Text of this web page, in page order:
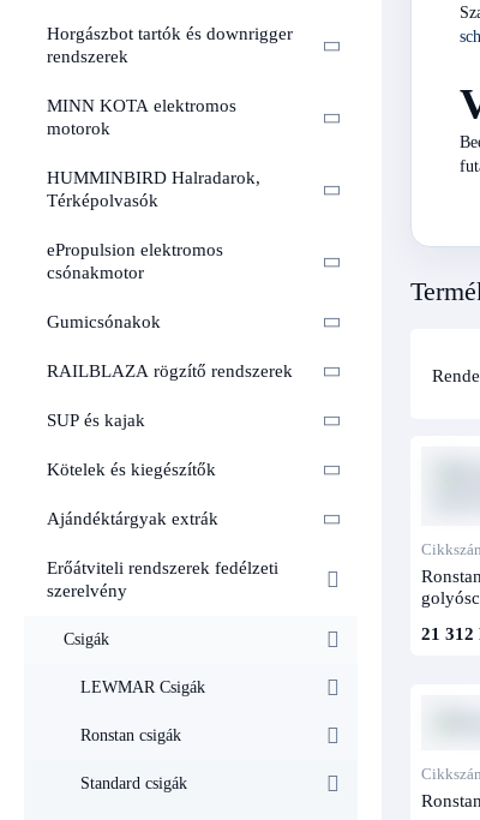
Horgászbot tartók és downrigger
rendszerek
MINN KOTA elektromos
motorok
HUMMINBIRD Halradarok,
Térképolvasók
ePropulsion elektromos
csónakmotor
Gumicsónakok
RAILBLAZA rögzítő rendszerek
SUP és kajak
Kötelek és kiegészítők
Ajándéktárgyak extrák
Erőátviteli rendszerek fedélzeti
szerelvény
Csigák
LEWMAR Csigák
Ronstan csigák
Standard csigák
21 312